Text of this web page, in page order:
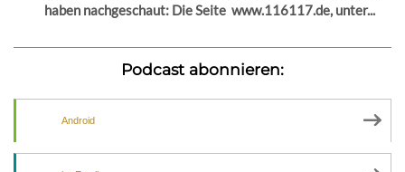
haben nachgeschaut: Die Seite www.116117.de, unter...
Podcast abonnieren:
Android